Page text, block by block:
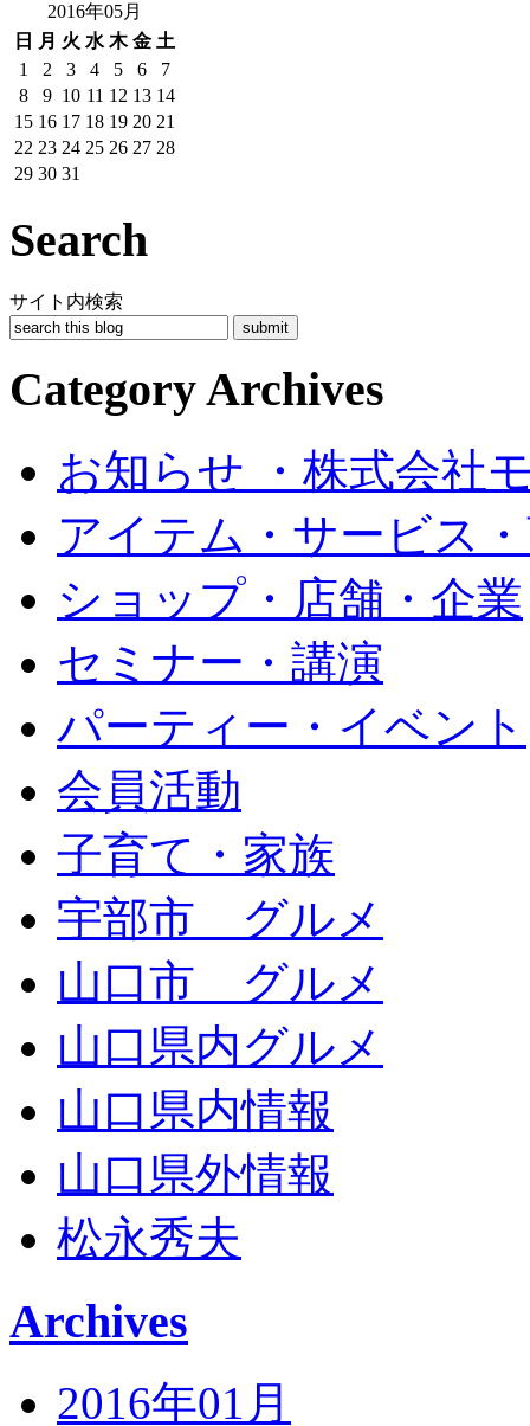
2016年05月
日
月 火 水 木 金 土
1
2 3 4 5 6
7
8
9 10 11 12 13 14
15 16 17 18 19 20 21
22 23 24 25 26 27 28
29 30 31
Search
サイト内検索
Category Archives
お知らせ ・株式会社
アイテム・サービス
ショップ・店舗・企業
セミナー・講演
パーティー・イベント
会員活動
子育て・家族
宇部市 グルメ
山口市 グルメ
山口県内グルメ
山口県内情報
山口県外情報
松永秀夫
Archives
2016年01月